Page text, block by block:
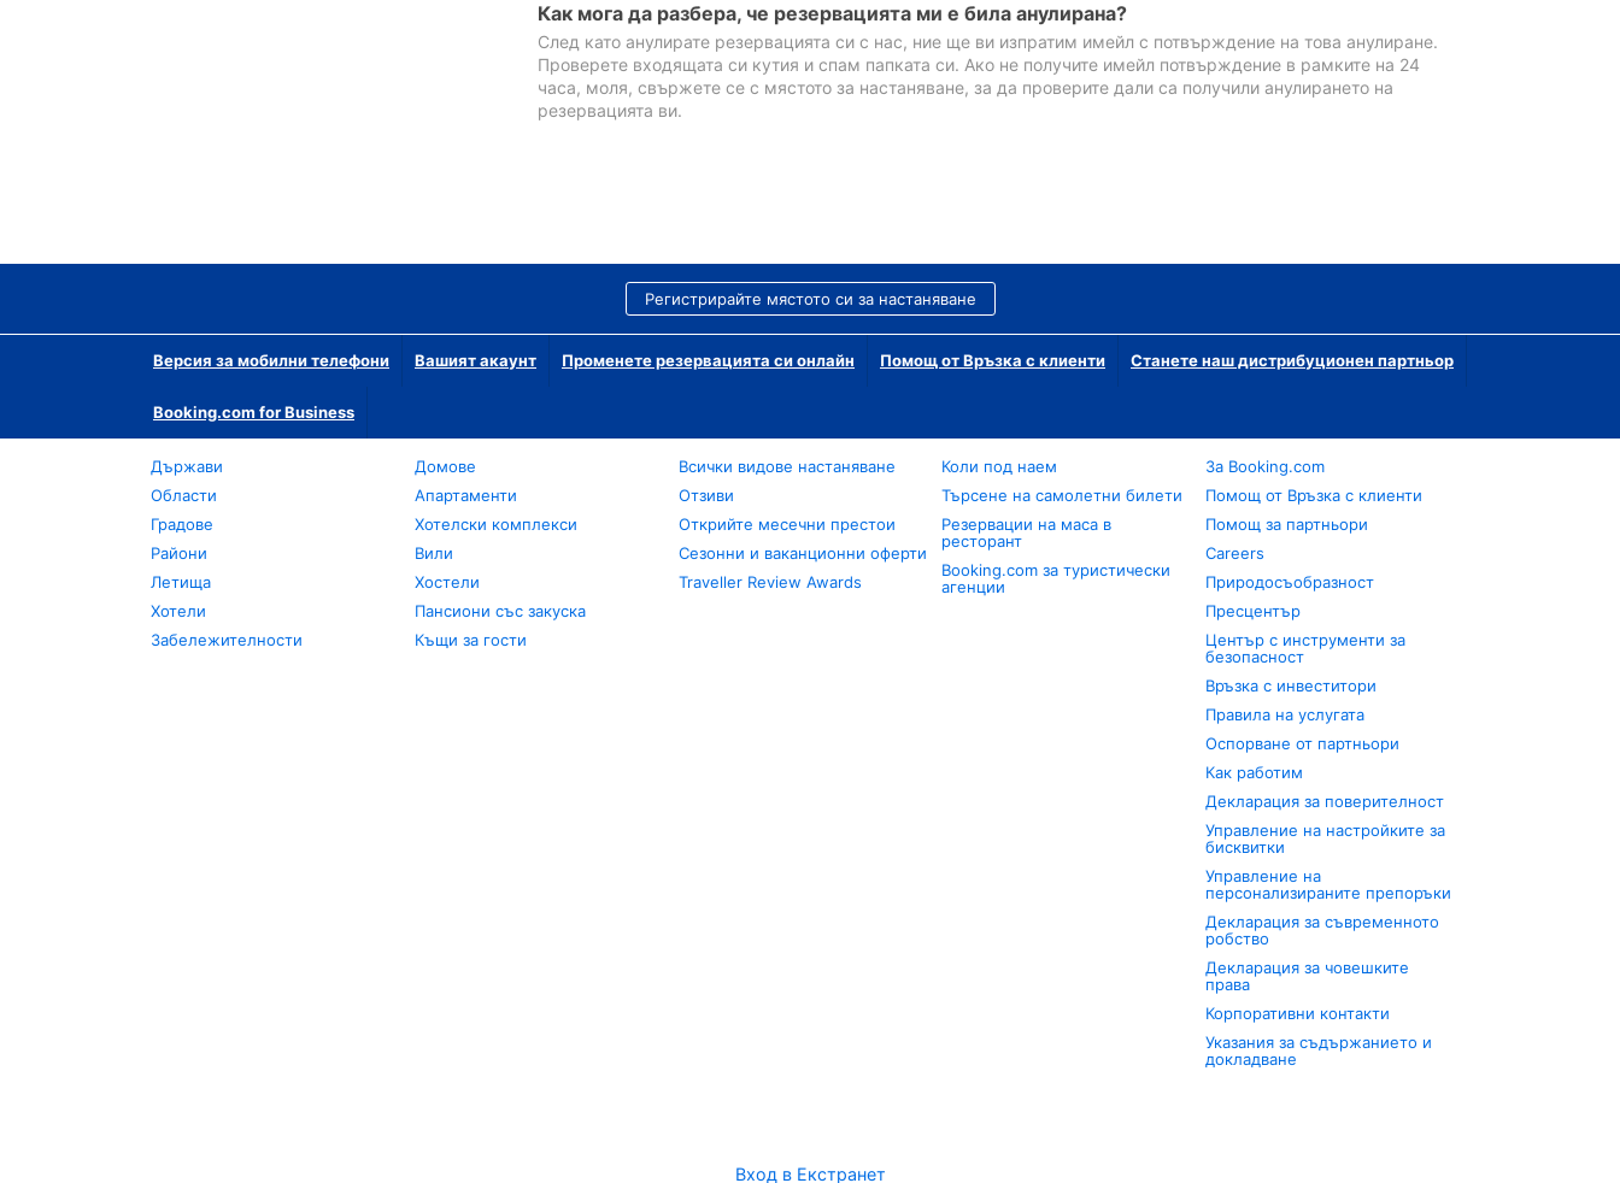
Как мога да разбера, че резервацията ми е била анулирана?
След като анулирате резервацията си с нас, ние ще ви изпратим имейл с потвърждение на това анулиране.
Проверете входящата си кутия и спам папката си. Ако не получите имейл потвърждение в рамките на 24
часа, моля, свържете се с мястото за настаняване, за да проверите дали са получили анулирането на
резервацията ви.
Регистрирайте мястото си за настаняване
Версия за мобилни телефони Вашият акаунт Променете резервацията си онлайн Помощ от Връзка с клиенти Станете наш дистрибуционен партньор
Booking.com for Business
Държави
Области
Градове
Райони
Летища
Хотели
Забележителности
Домове
Апартаменти
Хотелски комплекси
Вили
Хостели
Пансиони със закуска
Къщи за гости
Всички видове настаняване
Отзиви
Открийте месечни престои
Сезонни и ваканционни оферти
Traveller Review Awards
Коли под наем
Търсене на самолетни билети
Резервации на маса в
ресторант
Booking.com за туристически
агенции
За Booking.com
Помощ от Връзка с клиенти
Помощ за партньори
Careers
Природосъобразност
Пресцентър
Център с инструменти за
безопасност
Връзка с инвеститори
Правила на услугата
Оспорване от партньори
Как работим
Декларация за поверителност
Управление на настройките за
бисквитки
Управление на
персонализираните препоръки
Декларация за съвременното
робство
Декларация за човешките
права
Корпоративни контакти
Указания за съдържанието и
докладване
Вход в Екстранет